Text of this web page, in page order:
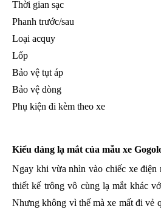
Thời gian sạc
Phanh trước/sau
Loại acquy
Lốp
Bảo vệ tụt áp
Bảo vệ dòng
Phụ kiện đi kèm theo xe
Kiểu dáng lạ mắt của mẫu xe
Ngay khi vừa nhìn vào chiếc xe
thiết kế trông vô cùng lạ mắt khác
Nhưng không vì thế mà xe mất đi vẻ